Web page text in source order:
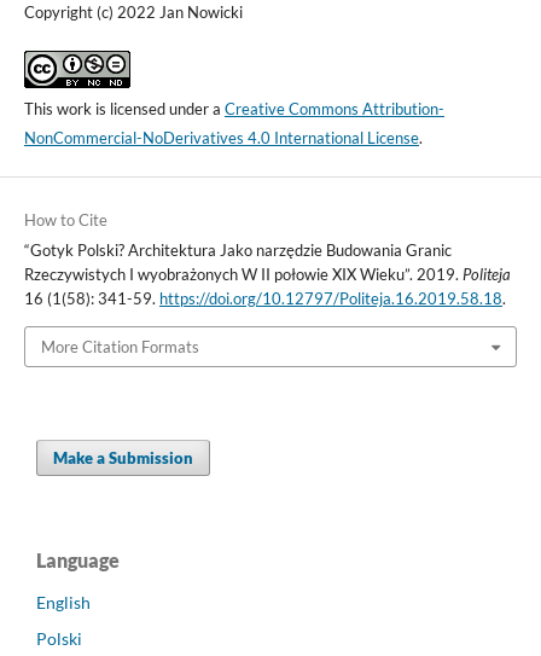
Copyright (c) 2022 Jan Nowicki
This work is licensed under a Creative Commons Attribution-
NonCommercial-NoDerivatives 4.0 International License.
How to Cite
“Gotyk Polski? Architektura Jako narzędzie Budowania Granic
Rzeczywistych I wyobrażonych W II połowie XIX Wieku”. 2019. Politeja
16 (1(58): 341-59. https://doi.org/10.12797/Politeja.16.2019.58.18.
More Citation Formats
Make a Submission
Language
English
Polski